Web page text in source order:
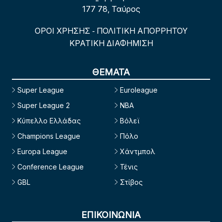
177 78, Ταύρος
ΟΡΟΙ ΧΡΗΣΗΣ - ΠΟΛΙΤΙΚΗ ΑΠΟΡΡΗΤΟΥ
ΚΡΑΤΙΚΗ ΔΙΑΦΗΜΙΣΗ
ΘΕΜΑΤΑ
Super League
Super League 2
Κύπελλο Ελλάδας
Champions League
Europa League
Conference League
GBL
Euroleague
NBA
Βόλεϊ
Πόλο
Χάντμπολ
Τένις
Στίβος
ΕΠΙΚΟΙΝΩΝΙΑ